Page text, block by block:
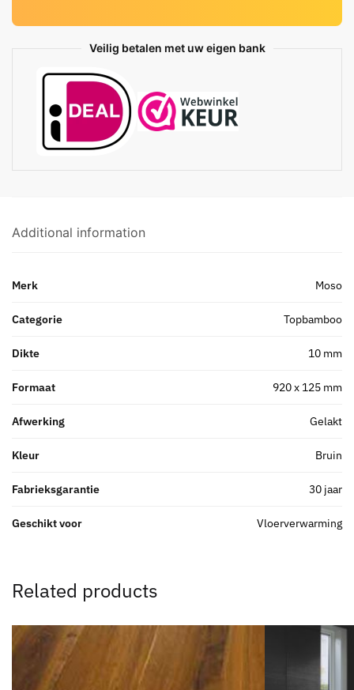
Veilig betalen met uw eigen bank
Additional information
Merk Moso
Categorie Topbamboo
Dikte 10 mm
Formaat 920 x 125 mm
Afwerking Gelakt
Kleur Bruin
Fabrieksgarantie 30 jaar
Geschikt voor Vloerverwarming
Related products